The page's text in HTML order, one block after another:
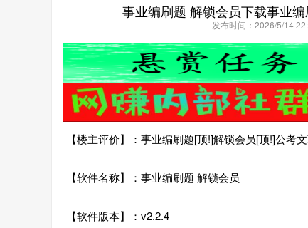
事业编刷题 解锁会员下载事业
发布时间：2026/5/14
【楼主评价】：事业编刷题[顶!]解锁会员[顶!]公考
【软件名称】：事业编刷题 解锁会员
【软件版本】：v2.2.4